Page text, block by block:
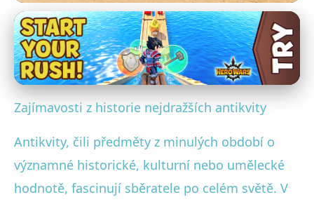
Antikvity a jejich hodnota
Proč jsou některé antikvity tak
vzácné a drahé? Objevte
historii!
22. 9. 2025 · 3 min čtení · Autor: Tereza Malá
Zajímavosti z historie nejdražších antikvity
Antikvity, čili předměty z minulých období o
významné historické, kulturní nebo umělecké
hodnotě, fascinují sběratele po celém světě. V